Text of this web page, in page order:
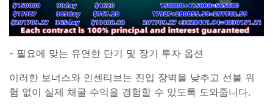
- 필요에 맞는 유연한 단기 및 장기 투자 옵션
이러한 보너스와 인센티브는 진입 장벽을 낮추고 선불 위
험 없이 실제 채굴 수익을 경험할 수 있도록 도와줍니다.